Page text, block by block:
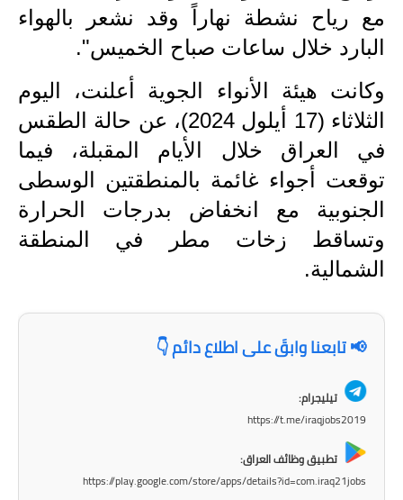
مرشحات
المرحلة الابتدائية
المرحلة المتوسطة
المرحلة الاعدادية
كتب مدرسية
المرحلة الابتدائية
ملازم دراسية
المرحلة الاعدادية
مع رياح نشطة نهاراً وقد نشعر بالهواء
البارد خلال ساعات صباح الخميس".
وكانت هيئة الأنواء الجوية أعلنت، اليوم
الثلاثاء (17 أيلول 2024)، عن حالة الطقس
في العراق خلال الأيام المقبلة، فيما
توقعت أجواء غائمة بالمنطقتين الوسطى
الجنوبية مع انخفاض بدرجات الحرارة
وتساقط زخات مطر في المنطقة
الشمالية.
📢 تابعنا وابقَ على اطلاع دائم 👇
تيليجرام:
https://t.me/iraqjobs2019
تطبيق وظائف العراق:
https://play.google.com/store/apps/details?id=com.iraq21jobs